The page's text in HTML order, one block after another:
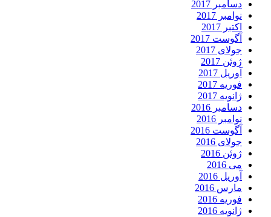
دسامبر 2017
نوامبر 2017
اکتبر 2017
آگوست 2017
جولای 2017
ژوئن 2017
آوریل 2017
فوریه 2017
ژانویه 2017
دسامبر 2016
نوامبر 2016
آگوست 2016
جولای 2016
ژوئن 2016
می 2016
آوریل 2016
مارس 2016
فوریه 2016
ژانویه 2016